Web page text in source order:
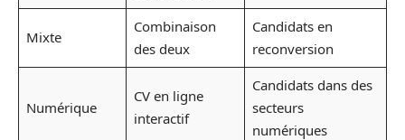
Mixte
Combinaison
des deux
Candidats en
reconversion
Numérique
CV en ligne
interactif
Candidats dans des
secteurs
numériques